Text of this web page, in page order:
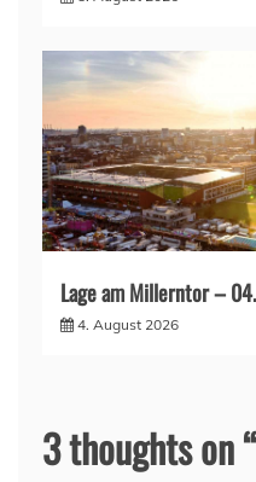
Lage am Millerntor –
4. August 2026
3 thoughts on “